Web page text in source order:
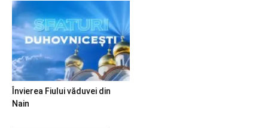
Învierea Fiului văduvei din
Nain